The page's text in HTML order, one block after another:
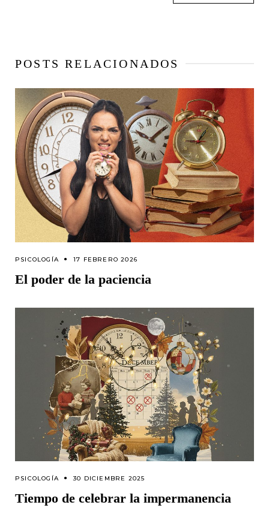
POSTS RELACIONADOS
PSICOLOGÍA 17 FEBRERO 2026
El poder de la paciencia
PSICOLOGÍA 30 DICIEMBRE 2025
Tiempo de celebrar la impermanencia